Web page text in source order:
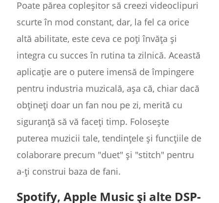
Poate părea copleșitor să creezi videoclipuri
scurte în mod constant, dar, la fel ca orice
altă abilitate, este ceva ce poți învăța și
integra cu succes în rutina ta zilnică. Această
aplicație are o putere imensă de împingere
pentru industria muzicală, așa că, chiar dacă
obțineți doar un fan nou pe zi, merită cu
siguranță să vă faceți timp. Folosește
puterea muzicii tale, tendințele și funcțiile de
colaborare precum "duet" și "stitch" pentru
a-ți construi baza de fani.
Spotify, Apple Music și alte DSP-